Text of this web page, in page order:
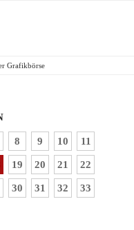
Grafikbörse
8 9 10 11
19 20 21 22
30 31 32 33